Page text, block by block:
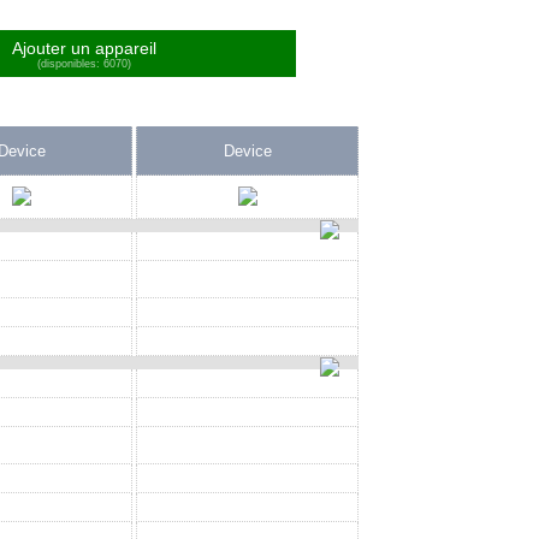
Ajouter un appareil
(disponibles: 6070)
Device Device